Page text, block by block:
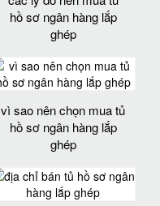
hồ sơ ngân hàng lắp
ghép
vì sao nên chọn mua tủ
hồ sơ ngân hàng lắp
ghép